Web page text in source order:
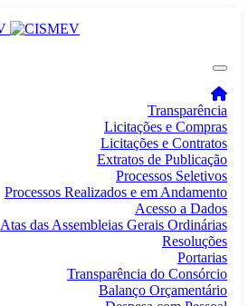
Transparência
Licitações e Compras
Licitações e Contratos
Extratos de Publicação
Processos Seletivos
Processos Realizados e em Andamento
Acesso a Dados
Atas das Assembleias Gerais Ordinárias
Resoluções
Portarias
Transparência do Consórcio
Balanço Orçamentário